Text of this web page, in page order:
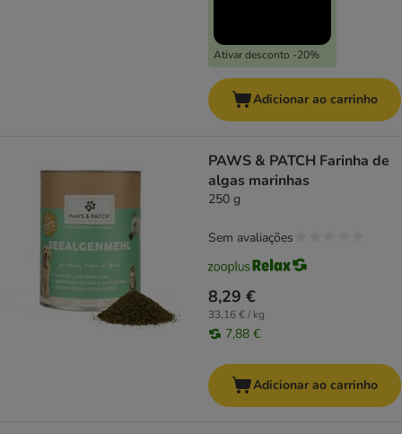
Ativar desconto -20%
Adicionar ao carrinho
PAWS & PATCH Farinha de
algas marinhas
250 g
8,29 €
33,16 € / kg
7,88 €
Sem avaliações
Adicionar ao carrinho